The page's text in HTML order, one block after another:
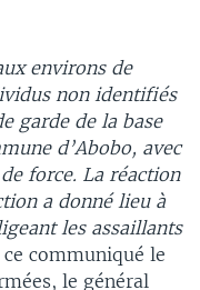
environs de
non identifiés
garde de la base
d’Abobo, avec
force. La réaction
a donné lieu à
les assaillants
communiqué le
le général